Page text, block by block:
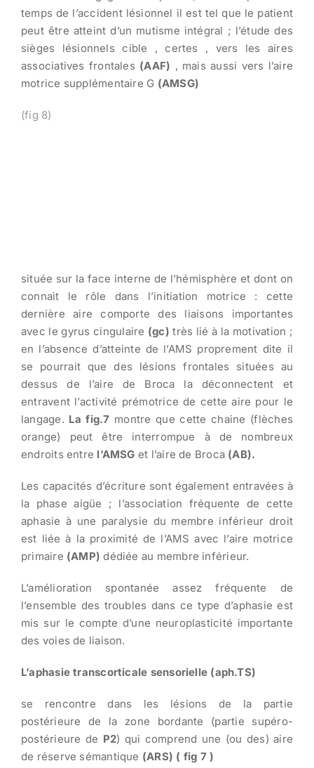
temps de l’accident lésionnel il est tel que le patient
peut être atteint d’un mutisme intégral ; l’étude des
sièges lésionnels cible , certes , vers les aires
associatives frontales (AAF) , mais aussi vers l’aire
motrice supplémentaire G (AMSG)
(fig 8)
située sur la face interne de l’hémisphère et dont on
connait le rôle dans l’initiation motrice : cette
dernière aire comporte des liaisons importantes
avec le gyrus cingulaire (gc) très lié à la motivation ;
en l’absence d’atteinte de l’AMS proprement dite il
se pourrait que des lésions frontales situées au
dessus de l’aire de Broca la déconnectent et
entravent l’activité prémotrice de cette aire pour le
langage. La fig.7 montre que cette chaine (flèches
orange) peut être interrompue à de nombreux
endroits entre l’AMSG et l’aire de Broca (AB).
Les capacités d’écriture sont également entravées à
la phase aigüe ; l’association fréquente de cette
aphasie à une paralysie du membre inférieur droit
est liée à la proximité de l’AMS avec l’aire motrice
primaire (AMP) dédiée au membre inférieur.
L’amélioration spontanée assez fréquente de
l’ensemble des troubles dans ce type d’aphasie est
mis sur le compte d’une neuroplasticité importante
des voies de liaison.
L’aphasie transcorticale sensorielle (aph.TS)
se rencontre dans les lésions de la partie
postérieure de la zone bordante (partie supéro-
postérieure de P2) qui comprend une (ou des) aire
de réserve sémantique (ARS) ( fig 7 )